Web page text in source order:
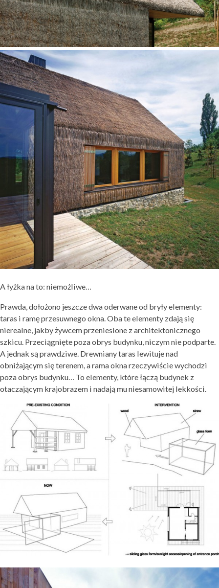
A łyżka na to: niemożliwe…
Prawda, dołożono jeszcze dwa oderwane od bryły elementy:
taras i ramę przesuwnego okna. Oba te elementy zdają się
nierealne, jakby żywcem przeniesione z architektonicznego
szkicu. Przeciągnięte poza obrys budynku, niczym nie podparte.
A jednak są prawdziwe. Drewniany taras lewituje nad
obniżającym się terenem, a rama okna rzeczywiście wychodzi
poza obrys budynku… To elementy, które łączą budynek z
otaczającym krajobrazem i nadają mu niesamowitej lekkości.